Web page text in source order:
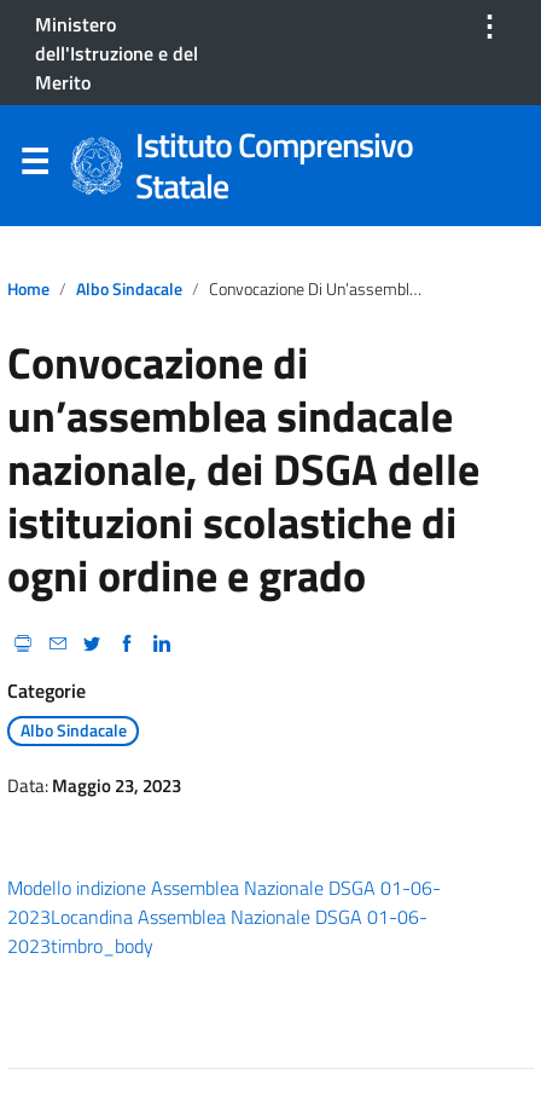
Ministero
dell'Istruzione e del
Merito
⋮
Istituto Comprensivo
Statale
Home Albo Sindacale Convocazione Di Un’assemblea Sindacale Nazionale, Dei DSGA Delle Istituzioni Scolastiche Di Ogni Ordine E Grado
Convocazione di
un’assemblea sindacale
nazionale, dei DSGA delle
istituzioni scolastiche di
ogni ordine e grado
Categorie
Albo Sindacale
Data:Maggio 23, 2023
Modello indizione Assemblea Nazionale DSGA 01-06-
2023Locandina Assemblea Nazionale DSGA 01-06-
2023timbro_body